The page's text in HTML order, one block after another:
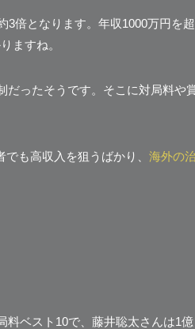
3倍となります。年収1000万円を超
ますね。
だったそうです。そこに対局料や
も高収入を狙うばかり、 海外の
料ベスト10で、藤井聡太さんは1億